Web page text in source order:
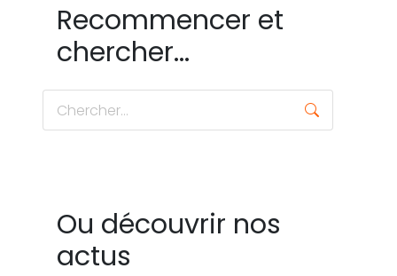
Recommencer et
chercher...
Ou découvrir nos
actus